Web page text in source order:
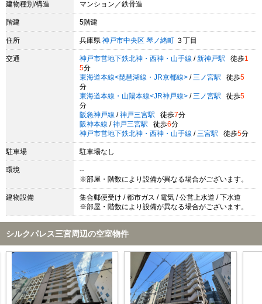
建物種別/構造 マンション／鉄骨造
階建 5階建
住所 兵庫県 神戸市中央区 琴ノ緒町 ３丁目
交通 神戸市営地下鉄北神・西神・山手線 / 新神戸駅 徒歩1
5分
東海道本線<琵琶湖線・JR京都線> / 三ノ宮駅 徒歩5
分
東海道本線・山陽本線<JR神戸線> / 三ノ宮駅 徒歩5
分
阪急神戸線 / 神戸三宮駅 徒歩7分
阪神本線 / 神戸三宮駅 徒歩6分
神戸市営地下鉄北神・西神・山手線 / 三宮駅 徒歩5分
駐車場 駐車場なし
環境
--
※部屋・階数により設備が異なる場合がございます。
建物設備
集合郵便受け / 都市ガス / 電気 / 公営上水道 / 下水道
※部屋・階数により設備が異なる場合がございます。
シルクパレス三宮周辺の空室物件